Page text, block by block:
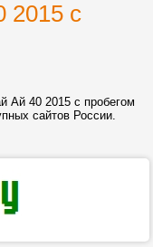
2015 с
Ай 40 2015 с пробегом
сайтов России.